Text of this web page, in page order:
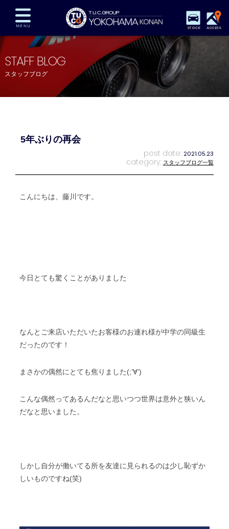
STOCK ACCESS
在庫車両情報 保証&サービス パーツリスト
TUCとは？ 店舗情報 アクセスマップ
全国納車 特別作業 注文販売
STAFF BLOG
スタッフブログ
5年ぶりの再会
post date: 2021.05.23
category: スタッフブログ一覧
こんにちは、藤川です。
今日とても驚くことがありました
なんとご来店いただいたお客様のお連れ様が中学の同級生
だったのです！
まさかの偶然にとても焦りました(;’∀’)
こんな偶然ってあるんだなと思いつつ世界は意外と狭いん
だなと思いました。
しかし自分が働いてる所を友達に見られるのは少し恥ずか
しいものですね(笑)